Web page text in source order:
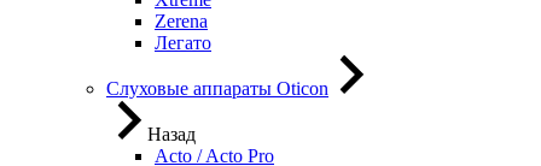
Zerena
Легато
Слуховые аппараты Oticon
Назад
Acto / Acto Pro